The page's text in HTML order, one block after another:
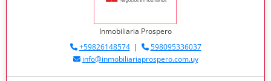
Inmobiliaria Prospero
+59826148574|
598095336037
info@inmobiliariaprospero.com.uy